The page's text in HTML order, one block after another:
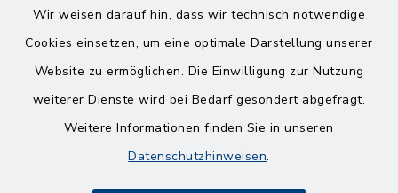
Wir weisen darauf hin, dass wir technisch notwendige
Cookies einsetzen, um eine optimale Darstellung unserer
Website zu ermöglichen. Die Einwilligung zur Nutzung
weiterer Dienste wird bei Bedarf gesondert abgefragt.
Weitere Informationen finden Sie in unseren
Datenschutzhinweisen.
Barrierefreiheit